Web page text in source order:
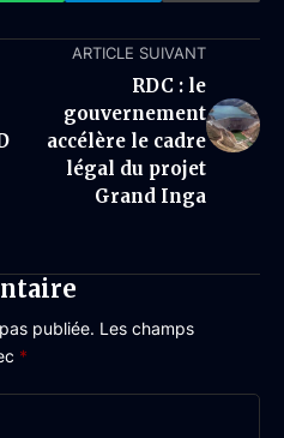
ARTICLE SUIVANT
RDC : le
gouvernement
accélère le cadre
légal du projet
Grand Inga
publiée. Les champs
*